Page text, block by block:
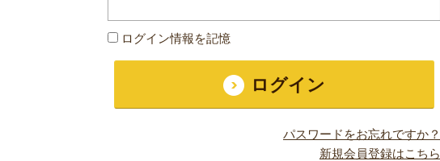
ログイン情報を記憶
パスワードをお忘れですか？
新規会員登録はこちら